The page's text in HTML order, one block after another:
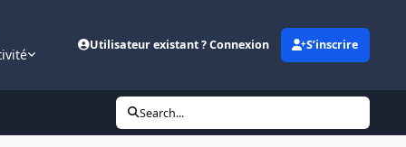
Utilisateur existant ? Connexion S’inscrire
Search...